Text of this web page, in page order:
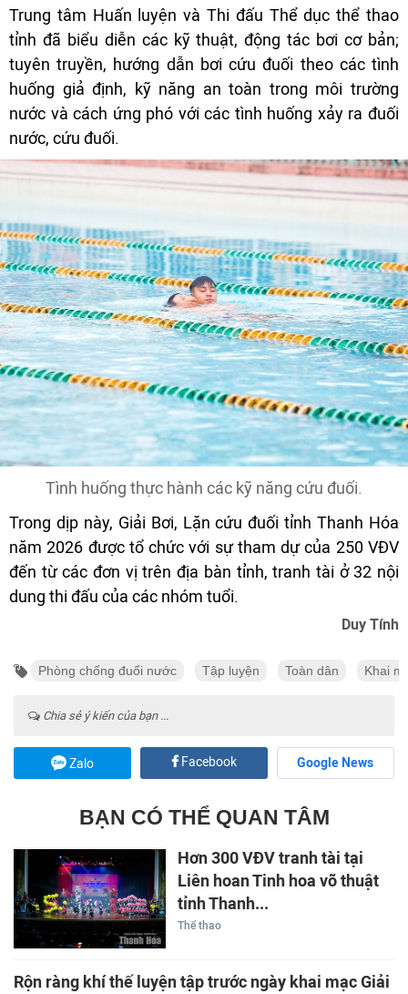
Trung tâm Huấn luyện và Thi đấu Thể dục thể thao
tỉnh đã biểu diễn các kỹ thuật, động tác bơi cơ bản;
tuyên truyền, hướng dẫn bơi cứu đuối theo các tình
huống giả định, kỹ năng an toàn trong môi trường
nước và cách ứng phó với các tình huống xảy ra đuối
nước, cứu đuối.
Tình huống thực hành các kỹ năng cứu đuối.
Trong dịp này, Giải Bơi, Lặn cứu đuối tỉnh Thanh Hóa
năm 2026 được tổ chức với sự tham dự của 250 VĐV
đến từ các đơn vị trên địa bàn tỉnh, tranh tài ở 32 nội
dung thi đấu của các nhóm tuổi.
Duy Tính
Phòng chống đuối nước Tập luyện Toàn dân Khai
Chia sẻ ý kiến của bạn ...
Zalo Facebook Google News
BẠN CÓ THỂ QUAN TÂM
Hơn 300 VĐV tranh tài tại
Liên hoan Tinh hoa võ thuật
tỉnh Thanh...
Thể thao
Rộn ràng khí thế luyện tập trước ngày khai mạc Giải